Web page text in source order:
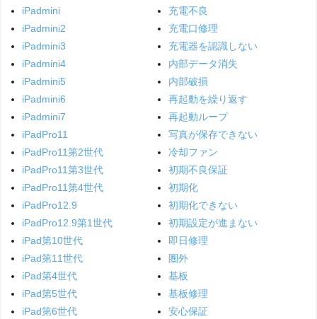
iPadmini
iPadmini2
iPadmini3
iPadmini4
iPadmini5
iPadmini6
iPadmini7
iPadPro11
iPadPro11第2世代
iPadPro11第3世代
iPadPro11第4世代
iPadPro12.9
iPadPro12.9第1世代
iPad第10世代
iPad第11世代
iPad第4世代
iPad第5世代
iPad第6世代
充電不良
充電口修理
充電器を認識しない
内部データ消失
内部破損
再起動を繰り返す
再起動ループ
写真が保存できない
冷却ファン
初期不良保証
初期化
初期化できない
初期設定が進まない
即日修理
圏外
基板
基板修理
安心保証